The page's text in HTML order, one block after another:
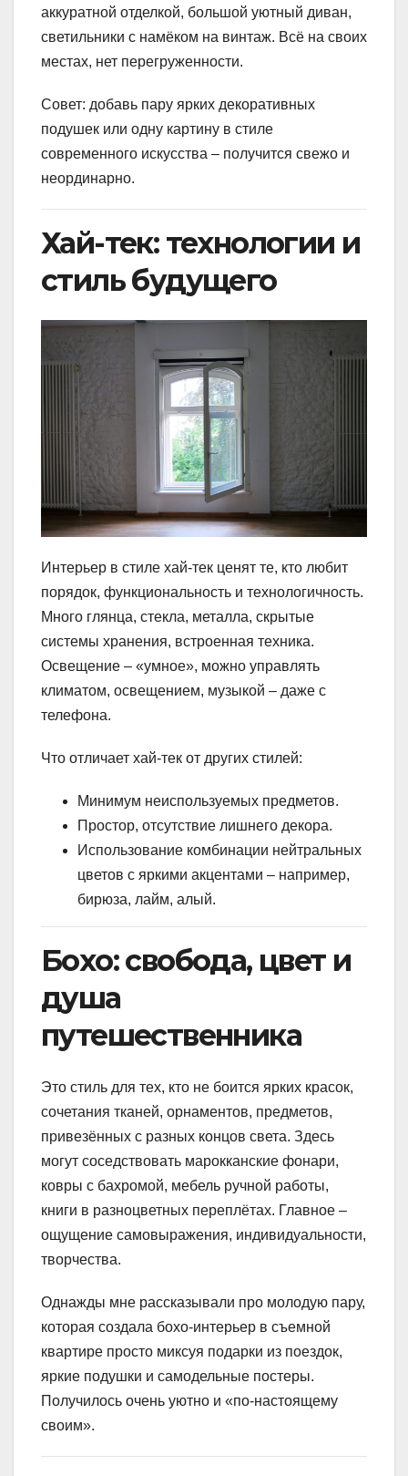
аккуратной отделкой, большой уютный диван,
светильники с намёком на винтаж. Всё на своих
местах, нет перегруженности.
Совет: добавь пару ярких декоративных
подушек или одну картину в стиле
современного искусства – получится свежо и
неординарно.
Хай-тек: технологии и
стиль будущего
Интерьер в стиле хай-тек ценят те, кто любит
порядок, функциональность и технологичность.
Много глянца, стекла, металла, скрытые
системы хранения, встроенная техника.
Освещение – «умное», можно управлять
климатом, освещением, музыкой – даже с
телефона.
Что отличает хай-тек от других стилей:
Минимум неиспользуемых предметов.
Простор, отсутствие лишнего декора.
Использование комбинации нейтральных
цветов с яркими акцентами – например,
бирюза, лайм, алый.
Бохо: свобода, цвет и
душа
путешественника
Это стиль для тех, кто не боится ярких красок,
сочетания тканей, орнаментов, предметов,
привезённых с разных концов света. Здесь
могут соседствовать марокканские фонари,
ковры с бахромой, мебель ручной работы,
книги в разноцветных переплётах. Главное –
ощущение самовыражения, индивидуальности,
творчества.
Однажды мне рассказывали про молодую пару,
которая создала бохо-интерьер в съемной
квартире просто миксуя подарки из поездок,
яркие подушки и самодельные постеры.
Получилось очень уютно и «по-настоящему
своим».